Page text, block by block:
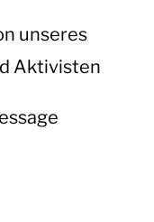
unseres
Aktivisten